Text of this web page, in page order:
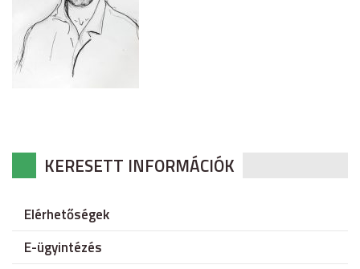
KERESETT INFORMÁCIÓK
Elérhetőségek
E-ügyintézés